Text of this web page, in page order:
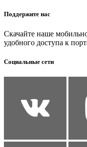
Поддержите нас
Скачайте наше
удобного доступа к
Социальные сети